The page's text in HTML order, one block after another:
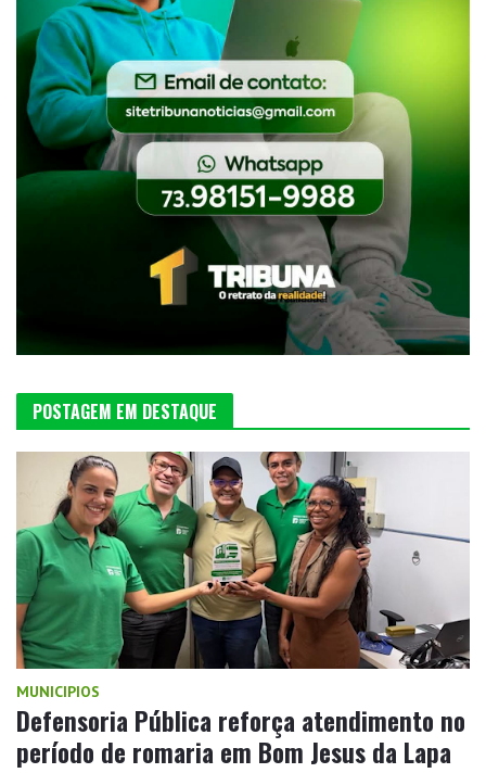
POSTAGEM EM DESTAQUE
MUNICIPIOS
Defensoria Pública reforça atendimento no
período de romaria em Bom Jesus da Lapa